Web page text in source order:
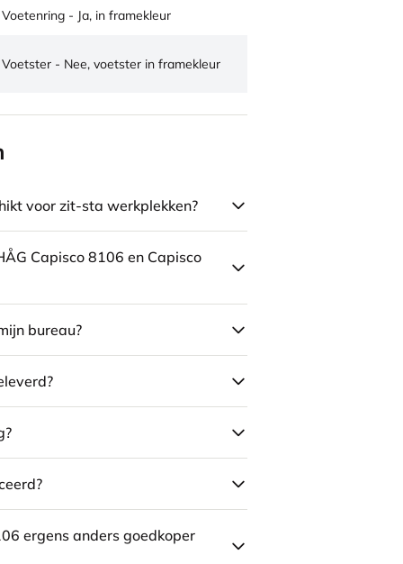
Voetenring - Ja, in framekleur
Voetster - Nee, voetster in framekleur
voor zit-sta werkplekken?
Capisco 8106 en Capisco
bureau?
ergens anders goedkoper